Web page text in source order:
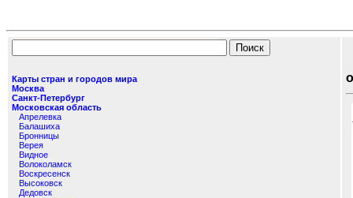
Карты стран и городов мира
Москва
Санкт-Петербург
Московская область
Апрелевка
Балашиха
Бронницы
Верея
Видное
Волоколамск
Воскресенск
Высоковск
Дедовск